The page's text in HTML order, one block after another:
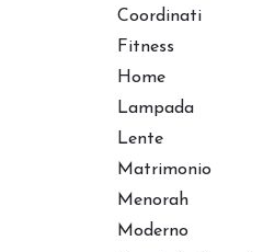
Coordinati
Fitness
Home
Lampada
Lente
Matrimonio
Menorah
Moderno